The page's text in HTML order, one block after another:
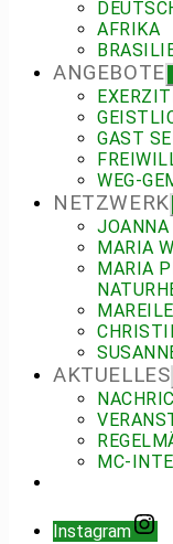
AFRIKA
ANGEBOTE
GAST
WEG-
NETZWERK
MARIA
MARIA
AKTUELLES
MC-
Instagram